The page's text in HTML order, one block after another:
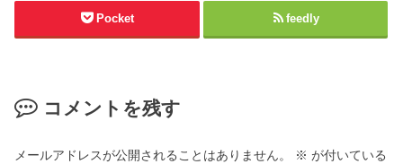
Pocket feedly
コメントを残す
メールアドレスが公開されることはありません。 ※ が付いている